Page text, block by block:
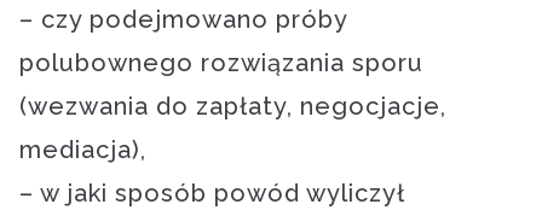
– czy podejmowano próby
polubownego rozwiązania sporu
(wezwania do zapłaty, negocjacje,
mediacja),
– w jaki sposób powód wyliczył